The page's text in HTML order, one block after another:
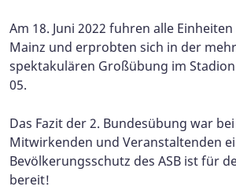
Am 18. Juni 2022 fuhren alle
Mainz und erprobten sich in der
spektakulären Großübung im Stadion
05.
Das Fazit der 2. Bundesübung war
Mitwirkenden und Veranstaltenden
Bevölkerungsschutz des ASB ist für
bereit!